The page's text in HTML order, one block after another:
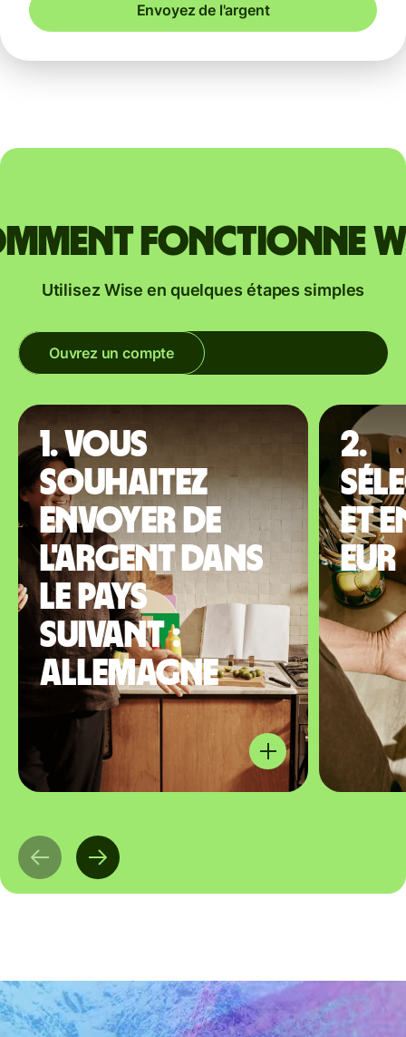
Envoyez de l'argent
fonctionne
Utilisez Wise en quelques étapes simples
Ouvrez un compte
1. Vous
souhaitez
envoyer de
l'argent dans
le pays
suivant :
Allemagne
2.
et
EUR